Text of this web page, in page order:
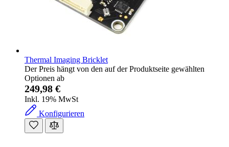
Thermal Imaging Bricklet
Der Preis hängt von den auf der Produktseite gewählten
Optionen ab
249,98 €
Inkl. 19% MwSt
Konfigurieren